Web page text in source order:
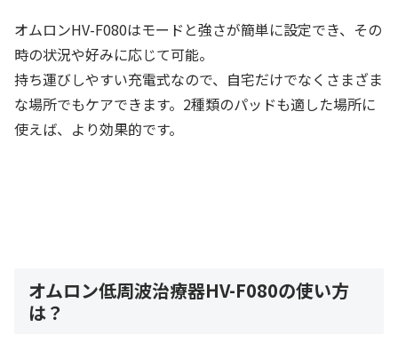
オムロンHV-F080はモードと強さが簡単に設定でき、その
時の状況や好みに応じて可能。
持ち運びしやすい充電式なので、自宅だけでなくさまざま
な場所でもケアできます。2種類のパッドも適した場所に
使えば、より効果的です。
オムロン低周波治療器HV-F080の使い方
は？